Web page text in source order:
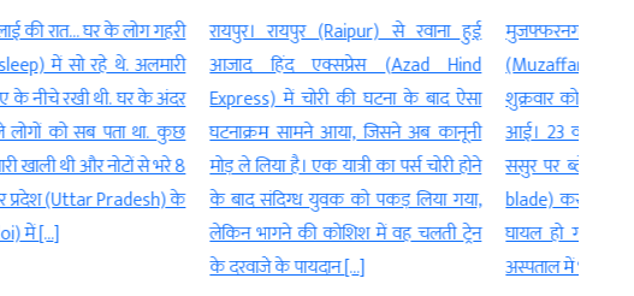
रायपुर। रायपुर (Raipur) से रवाना हुई
आजाद हिंद एक्सप्रेस (Azad Hind
Express) में चोरी की घटना के बाद ऐसा
घटनाक्रम सामने आया, जिसने अब कानूनी
मोड़ ले लिया है। एक यात्री का पर्स चोरी होने
के बाद संदिग्ध युवक को पकड़ लिया गया,
लेकिन भागने की कोशिश में वह चलती ट्रेन
मुजफ्फरनगर। उत्तर प्रदेश के मुजफ्फरनगर
(Muzaffarnagar) जिले के बुढ़ाना क्षेत्र में
शुक्रवार को एक चौंकाने वाली घटना सामने
आई। 23 वर्षीय महिला ने अपने 67 वर्षीय
ससुर पर ब्लेड से हमला (Attack with a
blade) कर दिया, जिससे वह गंभीर रूप से
घायल हो गए। पुलिस ने घायल बुजुर्ग को
अस्पताल में भर्ती कराया है, […]